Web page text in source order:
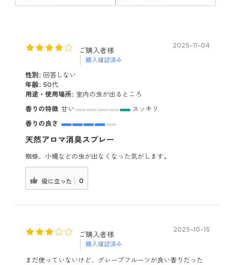
ご購入者様
購入確認済み
2025-11-04
性別: 回答しない
年齢: 50代
用途・使用場所: 室内の虫が出るところ
香りの特徴 甘い
スッキリ
香りの良さ
天然アロマ消臭スプレー
蜘蛛、小蝿などの虫が出なくなった気がします。
役に立った 0
ご購入者様
購入確認済み
2025-10-15
まだ使っていないけど、グレープフルーツが良い香りだった